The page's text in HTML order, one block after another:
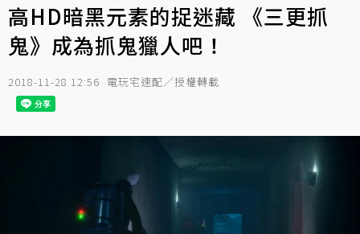
高HD暗黑元素的捉迷藏 《三更抓
鬼》成為抓鬼獵人吧！
2018-11-28 12:56 電玩宅速配／授權轉載